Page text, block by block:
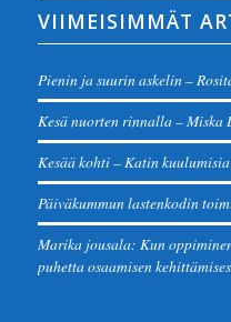
VIIMEISIMMÄT
Pienin ja suurin askelin –
Kesä nuorten rinnalla – Miska
Kesää kohti – Katin
Päiväkummun lastenkodin
Marika jousala: Kun
puhetta osaamisen